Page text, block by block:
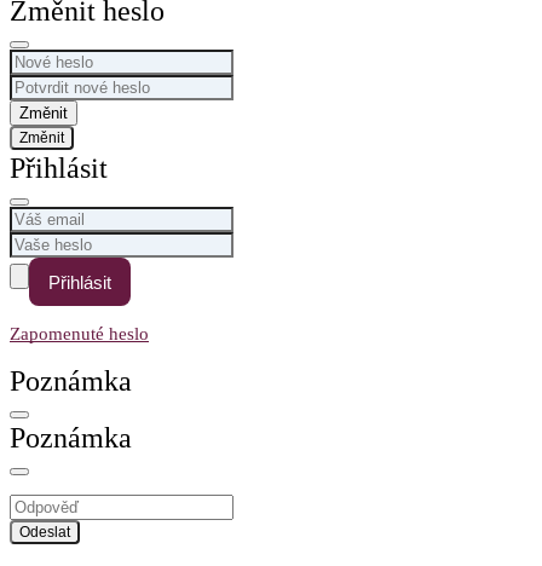
Změnit heslo
Změnit
Přihlásit
Přihlásit
Zapomenuté heslo
Poznámka
Poznámka
Odeslat